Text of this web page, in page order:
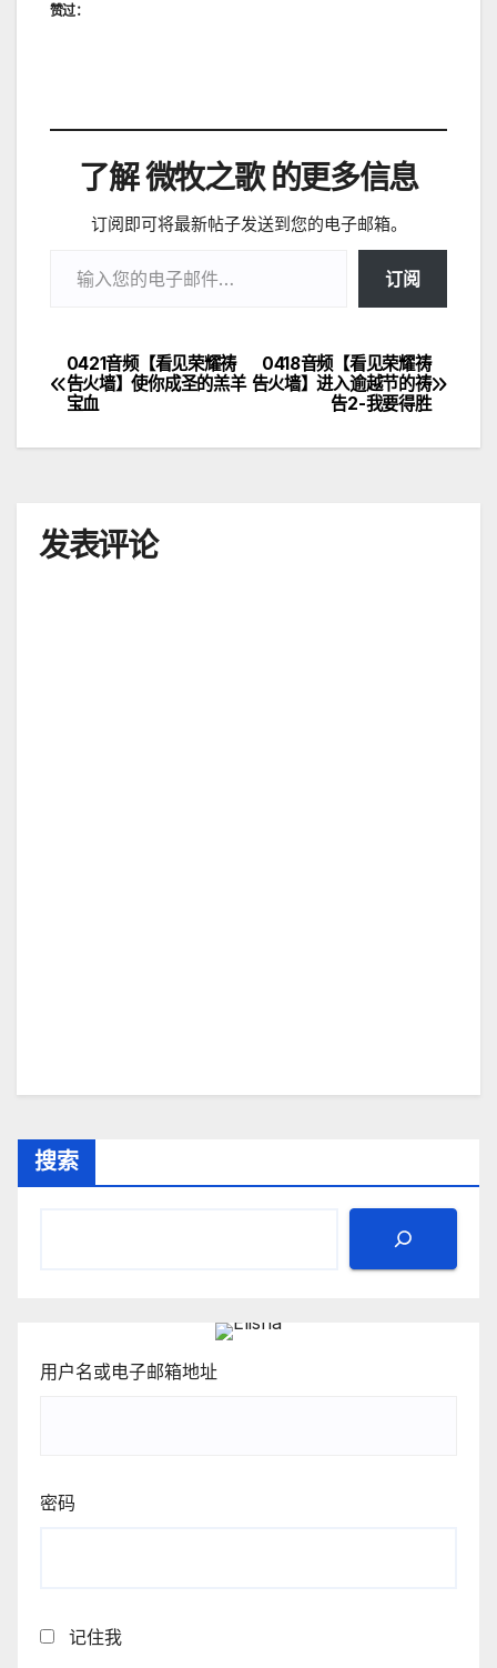
赞过：
了解 微牧之歌 的更多信息
订阅即可将最新帖子发送到您的电子邮箱。
订阅
文
章
0418音频【看见荣耀祷
告火墙】进入逾越节的祷
告2-我要得胜
0421音频【看见荣耀祷
告火墙】使你成圣的羔羊
宝血
发表评论
搜索
用户名或电子邮箱地址
密码
记住我